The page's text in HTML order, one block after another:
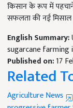
किसान के रूप में
सफलता की नई
English Summary:
sugarcane farming
Published on:17
Related
Agriculture News